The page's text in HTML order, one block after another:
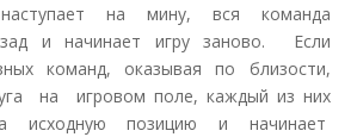
на мину, вся команда
и начинает игру заново. Если
команд, оказывая по близости,
на игровом поле, каждый из них
исходную позицию и начинает